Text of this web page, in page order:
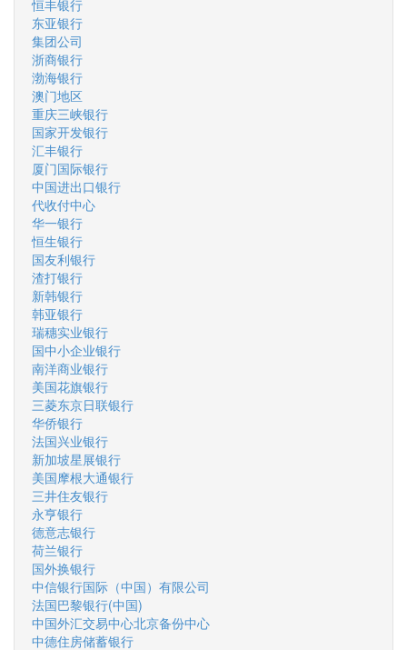
恒丰银行
东亚银行
集团公司
浙商银行
渤海银行
澳门地区
重庆三峡银行
国家开发银行
汇丰银行
厦门国际银行
中国进出口银行
代收付中心
华一银行
恒生银行
国友利银行
渣打银行
新韩银行
韩亚银行
瑞穗实业银行
国中小企业银行
南洋商业银行
美国花旗银行
三菱东京日联银行
华侨银行
法国兴业银行
新加坡星展银行
美国摩根大通银行
三井住友银行
永亨银行
德意志银行
荷兰银行
国外换银行
中信银行国际（中国）有限公司
法国巴黎银行(中国)
中国外汇交易中心北京备份中心
中德住房储蓄银行